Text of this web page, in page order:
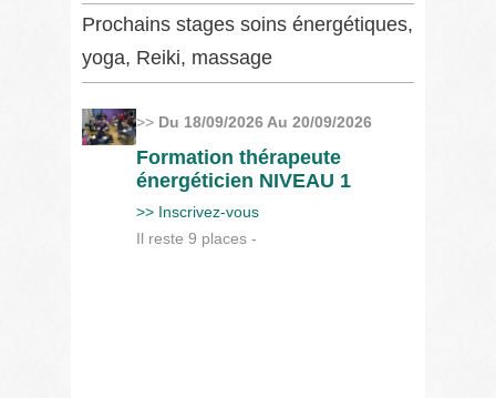
Prochains stages soins énergétiques,
yoga, Reiki, massage
>> Du 18/09/2026 Au 20/09/2026
Formation thérapeute
énergéticien NIVEAU 1
>> Inscrivez-vous
Il reste 9 places -